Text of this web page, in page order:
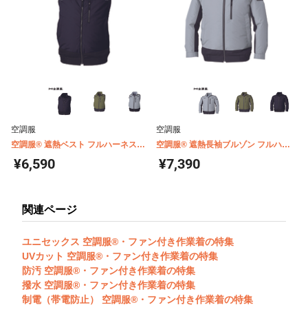
空調服
空調服® 遮熱ベスト フルハーネス対
応 チタンコーティング(ウェア単体商
品) KU92120
¥6,590
空調服
空調服® 遮熱長袖ブルゾン フルハー
ネス対応 チタンコーティング(ウェア
単体商品) KU92110
¥7,390
関連ページ
ユニセックス 空調服®・ファン付き作業着の特集
UVカット 空調服®・ファン付き作業着の特集
防汚 空調服®・ファン付き作業着の特集
撥水 空調服®・ファン付き作業着の特集
制電（帯電防止） 空調服®・ファン付き作業着の特集